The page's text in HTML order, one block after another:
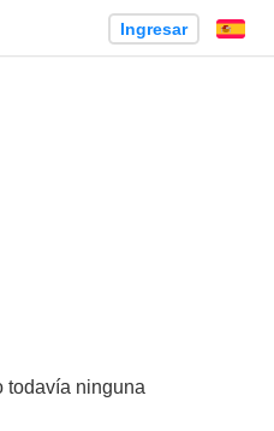
Ingresar
todavía ninguna